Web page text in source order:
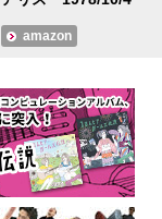
amazon